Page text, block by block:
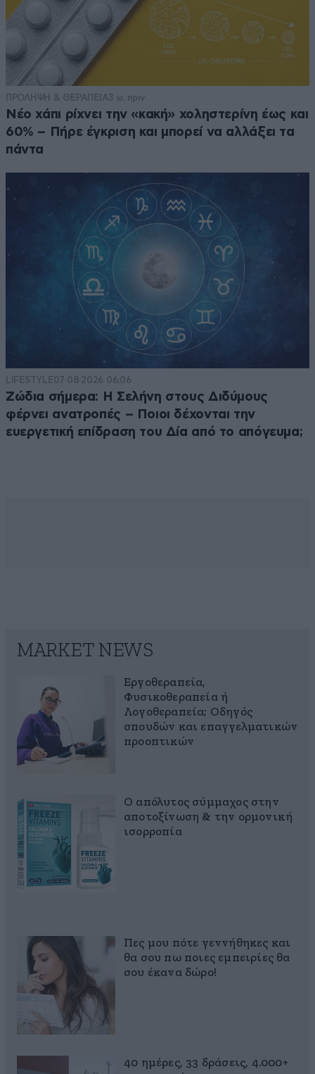
ΠΡΟΛΗΨΗ & ΘΕΡΑΠΕΙΑ3 ω. πριν
Νέο χάπι ρίχνει την «κακή» χοληστερίνη έως και
60% – Πήρε έγκριση και μπορεί να αλλάξει τα
πάντα
LIFESTYLE07·08·2026 06:06
Ζώδια σήμερα: Η Σελήνη στους Διδύμους
φέρνει ανατροπές – Ποιοι δέχονται την
ευεργετική επίδραση του Δία από το απόγευμα;
MARKET NEWS
Εργοθεραπεία,
Φυσικοθεραπεία ή
Λογοθεραπεία; Οδηγός
σπουδών και επαγγελματικών
προοπτικών
Ο απόλυτος σύμμαχος στην
αποτοξίνωση & την ορμονική
ισορροπία
Πες μου πότε γεννήθηκες και
θα σου πω ποιες εμπειρίες θα
σου έκανα δώρο!
40 ημέρες, 33 δράσεις, 4.000+